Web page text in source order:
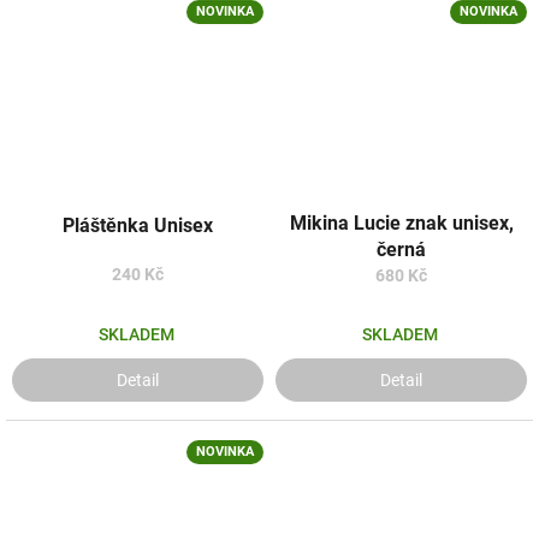
NOVINKA
Pláštěnka Unisex
240 Kč
SKLADEM
Detail
NOVINKA
Mikina Lucie znak unisex,
černá
680 Kč
SKLADEM
Detail
NOVINKA